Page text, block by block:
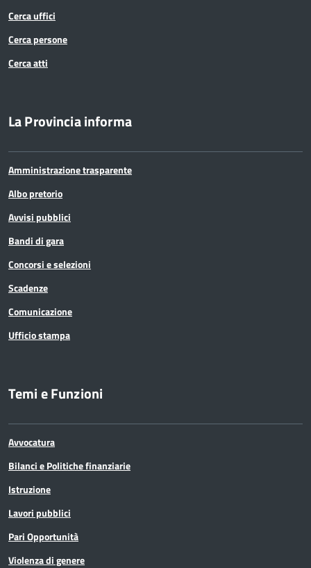
Cerca uffici
Cerca persone
Cerca atti
La Provincia informa
Amministrazione trasparente
Albo pretorio
Avvisi pubblici
Bandi di gara
Concorsi e selezioni
Scadenze
Comunicazione
Ufficio stampa
Temi e Funzioni
Avvocatura
Bilanci e Politiche finanziarie
Istruzione
Lavori pubblici
Pari Opportunità
Violenza di genere